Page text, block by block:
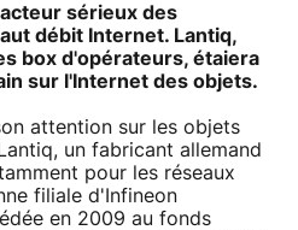
sérieux des
débit Internet. Lantiq,
box d'opérateurs, étaiera
sur l'Internet des objets.
attention sur les objets
un fabricant allemand
pour les réseaux
filiale d'Infineon
en 2009 au fonds